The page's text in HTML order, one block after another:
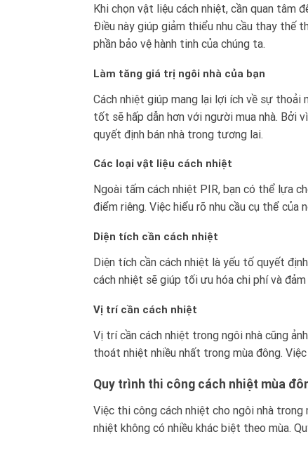
Khi chọn vật liệu cách nhiệt, cần quan tâm
Điều này giúp giảm thiểu nhu cầu thay thế
phần bảo vệ hành tinh của chúng ta.
Làm tăng giá trị ngôi nhà của bạn
Cách nhiệt giúp mang lại lợi ích về sự
tốt sẽ hấp dẫn hơn với người mua nhà. Bởi
quyết định bán nhà trong tương lai.
Các loại vật liệu cách nhiệt
Ngoài tấm cách nhiệt PIR, bạn có thể lựa
điểm riêng. Việc hiểu rõ nhu cầu cụ thể của
Diện tích cần cách nhiệt
Diện tích cần cách nhiệt là yếu tố quyết
cách nhiệt sẽ giúp tối ưu hóa chi phí và
Vị trí cần cách nhiệt
Vị trí cần cách nhiệt trong ngôi nhà cũng
thoát nhiệt nhiều nhất trong mùa đông.
Quy trình thi công cách nhiệt mùa
Việc thi công cách nhiệt cho ngôi nhà
nhiệt không có nhiều khác biệt theo mùa.